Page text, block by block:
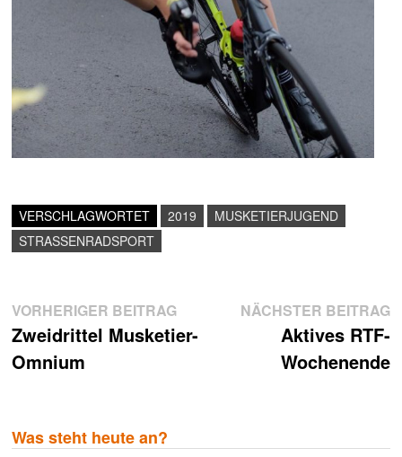
VERSCHLAGWORTET 2019
MUSKETIERJUGEND
STRASSENRADSPORT
Beitragsnavigation
VORHERIGER BEITRAGVorheriger
Beitrag:
Zweidrittel Musketier-
Omnium
NÄCHSTER BEITRAG
Aktives RTF-
Wochenende
Was steht heute an?